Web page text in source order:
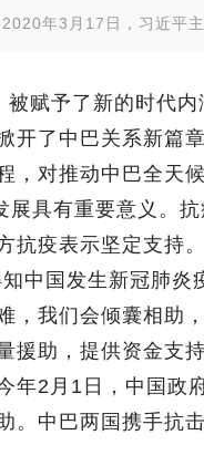
2020年3月17日，习近平
被赋予了新的时代
开了中巴关系新篇
，对推动中巴全天
展具有重要意义。
抗疫表示坚定支持
中国发生新冠肺
，我们会倾囊相助
援助，提供资金支
年2月1日，中国
。中巴两国携手抗